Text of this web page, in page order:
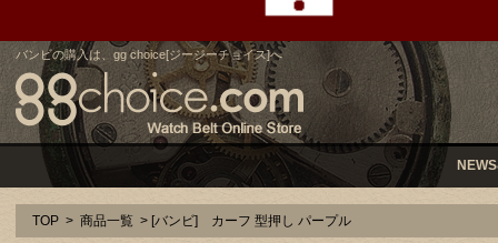
バンビの購入は、gg choice[ジージーチョイス]へ
TOP > 商品一覧 > [バンビ] カーフ 型押し パープル